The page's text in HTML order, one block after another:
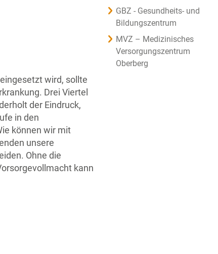
wird, sollte
Drei Viertel
der Eindruck,
in den
können wir mit
unsere
Ohne die
kann
GBZ - Gesundheits- und
Bildungszentrum
MVZ – Medizinisches
Versorgungszentrum
Oberberg